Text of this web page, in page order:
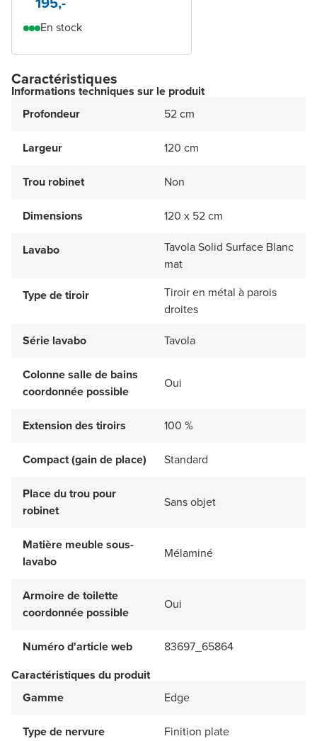
En stock
Caractéristiques
Informations techniques sur le produit
Profondeur
52 cm
Largeur 120 cm
Trou robinet Non
Dimensions 120 x 52 cm
Lavabo
Tavola Solid Surface Blanc
mat
Type de tiroir
Tiroir en métal à parois
droites
Série lavabo
Tavola
Colonne salle de bains
coordonnée possible
Oui
Extension des tiroirs 100 %
Compact (gain de place) Standard
Place du trou pour
robinet
Sans objet
Matière meuble sous-
lavabo
Mélaminé
Armoire de toilette
coordonnée possible
Oui
Numéro d'article web
83697_65864
Caractéristiques du produit
Gamme
Edge
Type de nervure Finition plate